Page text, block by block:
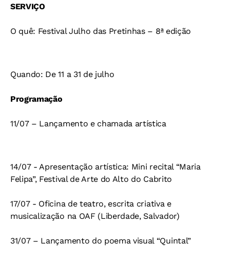
SERVIÇO
O quê: Festival Julho das Pretinhas – 8ª edição
Quando: De 11 a 31 de julho
Programação
11/07 – Lançamento e chamada artística
14/07 - Apresentação artística: Mini recital “Maria
Felipa”, Festival de Arte do Alto do Cabrito
17/07 - Oficina de teatro, escrita criativa e
musicalização na OAF (Liberdade, Salvador)
31/07 – Lançamento do poema visual “Quintal”